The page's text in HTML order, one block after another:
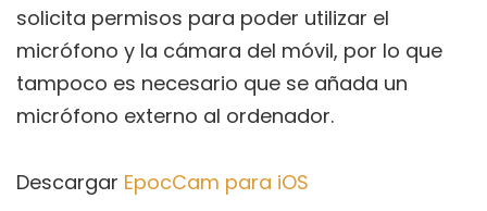
solicita permisos para poder utilizar el
micrófono y la cámara del móvil, por lo que
tampoco es necesario que se añada un
micrófono externo al ordenador.
Descargar EpocCam para iOS